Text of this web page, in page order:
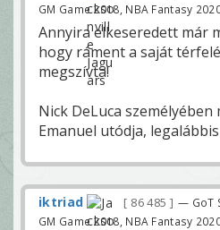
GM Game 2018, NBA Fantasy
Annyira elkeseredett már
hogy ráment a saját
megszívta!
Nick DeLuca személyében
Emanuel utódja,
iktriad 86 485
— GoT
GM Game 2018, NBA Fantasy